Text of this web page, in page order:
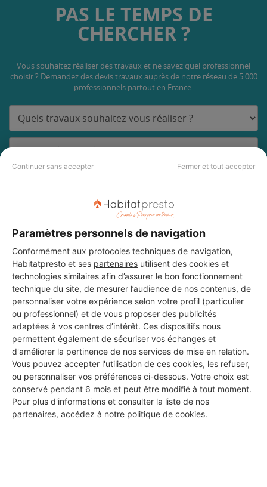
Continuer sans accepter Fermer et tout accepter
Paramètres personnels de navigation
Conformément aux protocoles techniques de navigation,
Habitatpresto et ses partenaires utilisent des cookies et
technologies similaires afin d’assurer le bon fonctionnement
technique du site, de mesurer l’audience de nos contenus, de
personnaliser votre expérience selon votre profil (particulier
ou professionnel) et de vous proposer des publicités
adaptées à vos centres d’intérêt. Ces dispositifs nous
permettent également de sécuriser vos échanges et
d'améliorer la pertinence de nos services de mise en relation.
Vous pouvez accepter l'utilisation de ces cookies, les refuser,
ou personnaliser vos préférences ci-dessous. Votre choix est
conservé pendant 6 mois et peut être modifié à tout moment.
Pour plus d'informations et consulter la liste de nos
partenaires, accédez à notre politique de cookies.
PAS LE TEMPS DE
CHERCHER ?
Vous souhaitez réaliser des travaux et ne savez quel professionnel
choisir ? Demandez des devis travaux auprès de notre réseau de 5 000
professionnels partout en France.
Aucun autre professionnel disponible dans cette zone
géographique.